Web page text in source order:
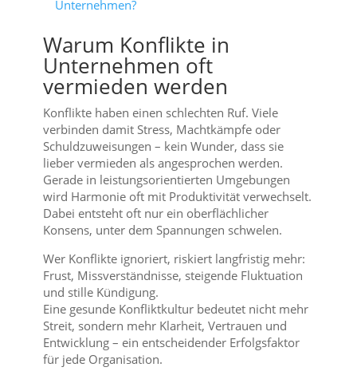
Unternehmen?
Warum Konflikte in
Unternehmen oft
vermieden werden
Konflikte haben einen schlechten Ruf. Viele
verbinden damit Stress, Machtkämpfe oder
Schuldzuweisungen – kein Wunder, dass sie
lieber vermieden als angesprochen werden.
Gerade in leistungsorientierten Umgebungen
wird Harmonie oft mit Produktivität verwechselt.
Dabei entsteht oft nur ein oberflächlicher
Konsens, unter dem Spannungen schwelen.
Wer Konflikte ignoriert, riskiert langfristig mehr:
Frust, Missverständnisse, steigende Fluktuation
und stille Kündigung.
Eine gesunde Konfliktkultur bedeutet nicht mehr
Streit, sondern mehr Klarheit, Vertrauen und
Entwicklung – ein entscheidender Erfolgsfaktor
für jede Organisation.